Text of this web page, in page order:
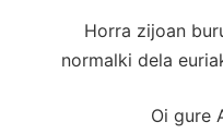
Horra zijoan
normalki dela
Oi gure